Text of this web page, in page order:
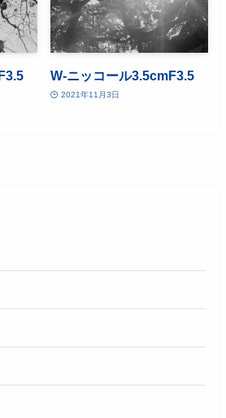
W-ニッコール3.5cmF3.5
2021年11月3日